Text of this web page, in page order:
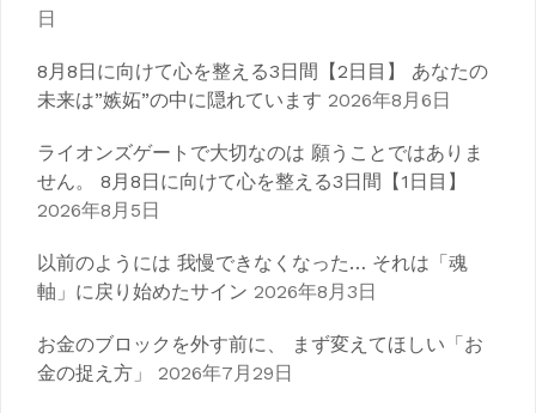
シ
ョ
ン
日
8月8日に向けて心を整える3日間【2日目】 あなたの
未来は”嫉妬”の中に隠れています 2026年8月6日
ライオンズゲートで大切なのは 願うことではありま
せん。 8月8日に向けて心を整える3日間【1日目】
2026年8月5日
以前のようには 我慢できなくなった… それは「魂
軸」に戻り始めたサイン 2026年8月3日
お金のブロックを外す前に、 まず変えてほしい「お
金の捉え方」
2026年7月29日